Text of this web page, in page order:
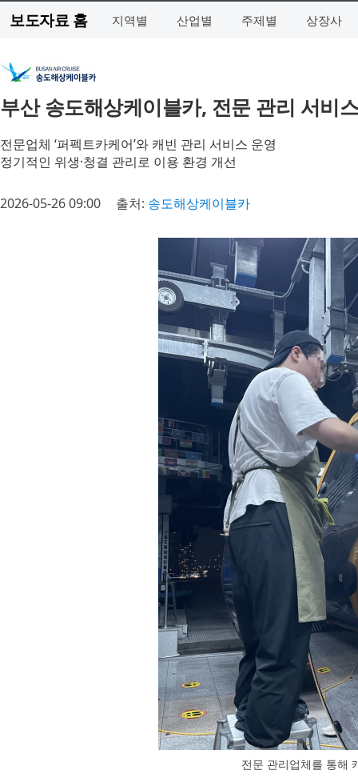
보도자료 홈 지역별 산업별 주제별 상장사
부산 송도해상케이블카, 전문 관리 서비
전문업체 ‘퍼펙트카케어’와 캐빈 관리 서비스 운영
정기적인 위생·청결 관리로 이용 환경 개선
2026-05-26 09:00 출처: 송도해상케이블카
전문 관리업체를 통해